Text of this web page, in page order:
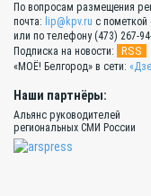
По вопросам размещения
почта: lip@kpv.ru с
или по телефону (473) 267-
Подписка на новости:
RSS
«МОЁ! Белгород» в сети:
Наши партнёры:
Альянс руководителей
региональных СМИ России